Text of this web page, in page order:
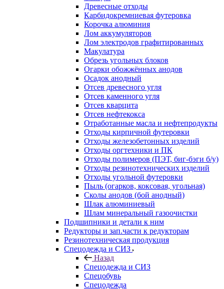
Древесные отходы
Карбидокремниевая футеровка
Корочка алюминия
Лом аккумуляторов
Лом электродов графитированных
Макулатура
Обрезь угольных блоков
Огарки обожжённых анодов
Осадок анодный
Отсев древесного угля
Отсев каменного угля
Отсев кварцита
Отсев нефтекокса
Отработанные масла и нефтепродукты
Отходы кирпичной футеровки
Отходы железобетонных изделий
Отходы оргтехники и ПК
Отходы полимеров (ПЭТ, биг-бэги б/у)
Отходы резинотехнических изделий
Отходы угольной футеровки
Пыль (огарков, коксовая, угольная)
Сколы анодов (бой анодный)
Шлак алюминиевый
Шлам минеральный газоочистки
Подшипники и детали к ним
Редукторы и зап.части к редукторам
Резинотехническая продукция
Спецодежда и СИЗ
Назад
Спецодежда и СИЗ
Спецобувь
Спецодежда